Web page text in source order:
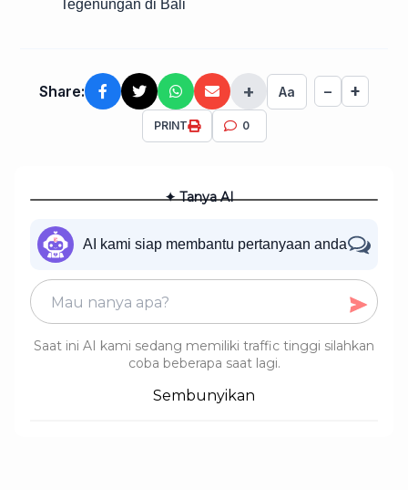
Tegenungan di Bali
Share: + Aa − +
PRINT 0
✦ Tanya AI
AI kami siap membantu pertanyaan anda
Saat ini AI kami sedang memiliki traffic tinggi silahkan
coba beberapa saat lagi.
Sembunyikan